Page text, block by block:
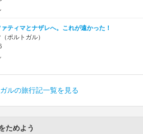
ティマとナザレへ。これが遠かった！
ポルトガル）
ルの旅行記一覧を見る
ためよう